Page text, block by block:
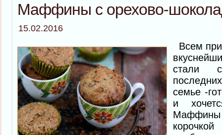
Маффины с орехово-
15.02.2016
Всем
стали
семье -
и
Маффины